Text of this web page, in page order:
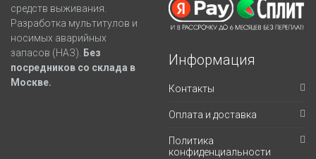
средств выживания.
Разработка мультитулов и
носимых аварийных
запасов (НАЗ).
Без
посредников со склада в
Москве.
Информация
Контакты
Оплата и доставка
Политика
конфиденциальности